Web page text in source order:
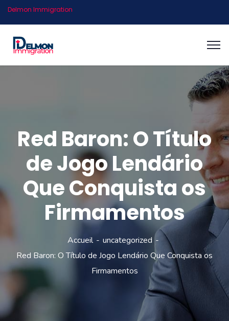
Delmon Immigration
Red Baron: O Título
de Jogo Lendário
Que Conquista os
Firmamentos
Accueil
uncategorized
Red Baron: O Título de Jogo Lendário Que Conquista os
Firmamentos